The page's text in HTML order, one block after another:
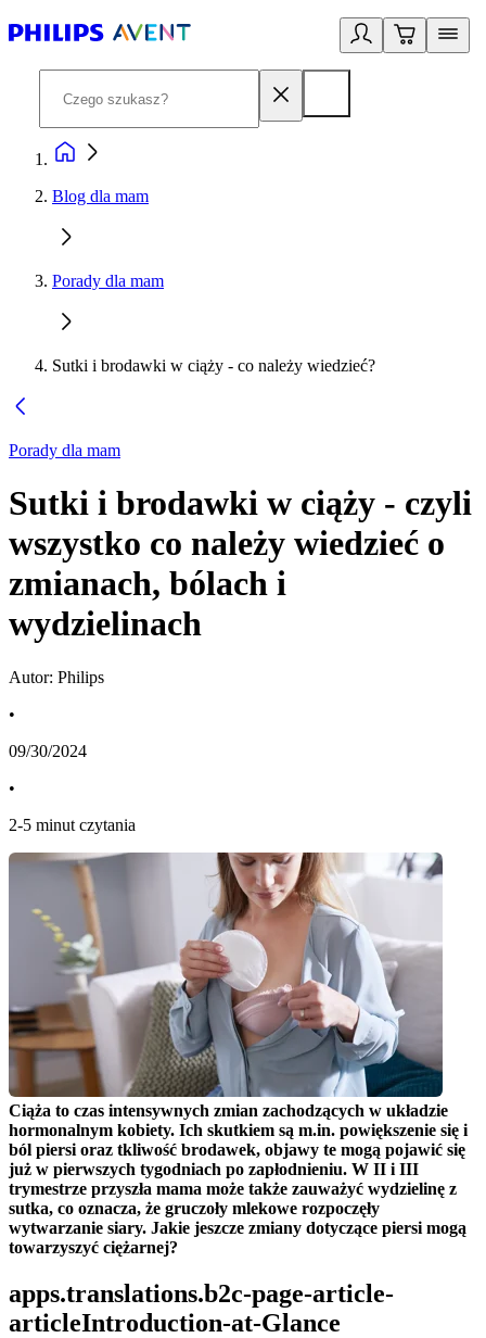
Blog dla mam
Porady dla mam
Sutki i brodawki w ciąży - co należy wiedzieć?
Porady dla mam
Sutki i brodawki w ciąży - czyli
wszystko co należy wiedzieć o
zmianach, bólach i
wydzielinach
Autor: Philips
•
09/30/2024
•
2-5 minut czytania
Ciąża to czas intensywnych zmian zachodzących w układzie
hormonalnym kobiety. Ich skutkiem są m.in. powiększenie się i
ból piersi oraz tkliwość brodawek, objawy te mogą pojawić się
już w pierwszych tygodniach po zapłodnieniu. W II i III
trymestrze przyszła mama może także zauważyć wydzielinę z
sutka, co oznacza, że gruczoły mlekowe rozpoczęły
wytwarzanie siary. Jakie jeszcze zmiany dotyczące piersi mogą
towarzyszyć ciężarnej?
apps.translations.b2c-page-article-
articleIntroduction-at-Glance